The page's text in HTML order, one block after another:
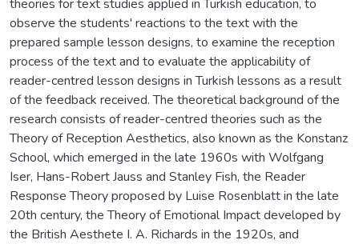
theories for text studies applied in Turkish education, to
observe the students' reactions to the text with the
prepared sample lesson designs, to examine the reception
process of the text and to evaluate the applicability of
reader-centred lesson designs in Turkish lessons as a result
of the feedback received. The theoretical background of the
research consists of reader-centred theories such as the
Theory of Reception Aesthetics, also known as the Konstanz
School, which emerged in the late 1960s with Wolfgang
Iser, Hans-Robert Jauss and Stanley Fish, the Reader
Response Theory proposed by Luise Rosenblatt in the late
20th century, the Theory of Emotional Impact developed by
the British Aesthete I. A. Richards in the 1920s, and